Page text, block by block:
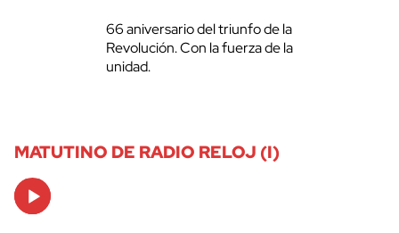
66 aniversario del triunfo de la
Revolución. Con la fuerza de la
unidad.
MATUTINO DE RADIO RELOJ (I)
Audio
Player